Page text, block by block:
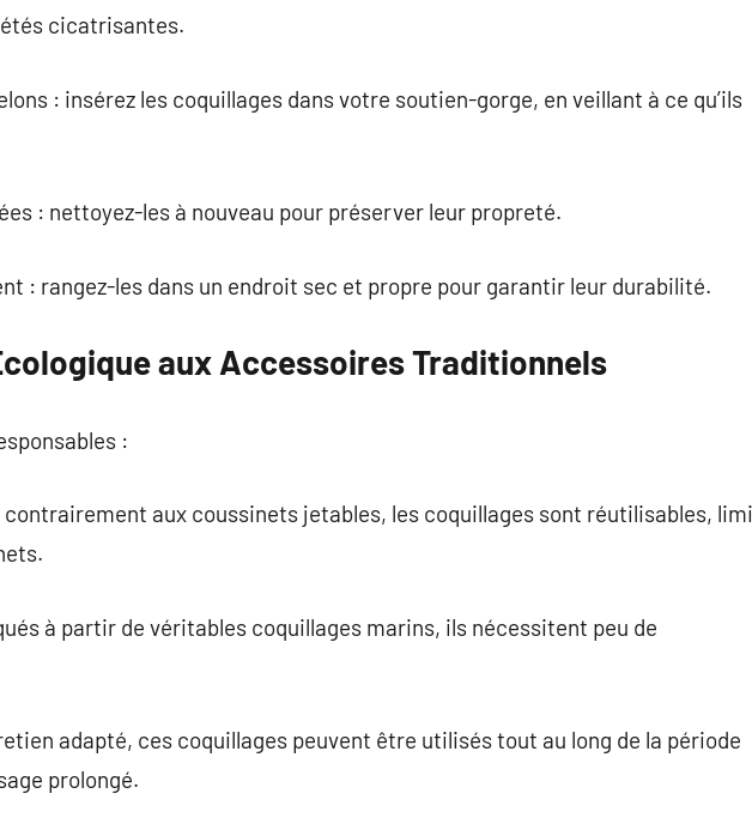
cicatrisantes.
: insérez les coquillages dans votre soutien-gorge, en veillant à ce qu’ils
: nettoyez-les à nouveau pour préserver leur propreté.
: rangez-les dans un endroit sec et propre pour garantir leur durabilité.
aux Accessoires Traditionnels
:
contrairement aux coussinets jetables, les coquillages sont réutilisables,
à partir de véritables coquillages marins, ils nécessitent peu de
adapté, ces coquillages peuvent être utilisés tout au long de la période
prolongé.